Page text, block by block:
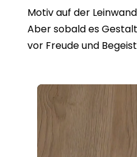
Motiv auf der
Aber sobald es
vor Freude und